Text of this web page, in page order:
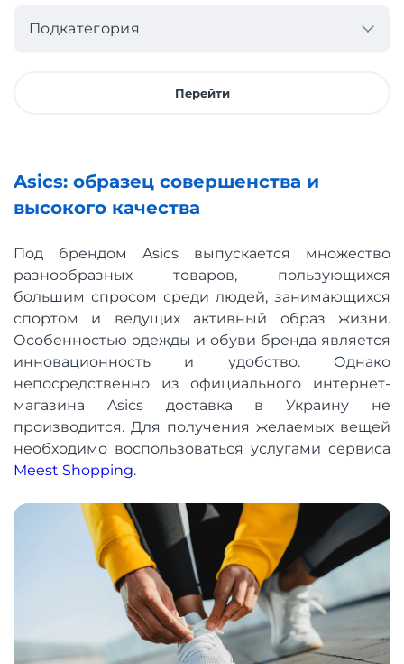
Подкатегория
Перейти
Asics: образец совершенства и
высокого качества
Под брендом Asics выпускается множество
разнообразных товаров, пользующихся
большим спросом среди людей, занимающихся
спортом и ведущих активный образ жизни.
Особенностью одежды и обуви бренда является
инновационность и удобство. Однако
непосредственно из официального интернет-
магазина Asics доставка в Украину не
производится. Для получения желаемых вещей
необходимо воспользоваться услугами сервиса
Meest Shopping.